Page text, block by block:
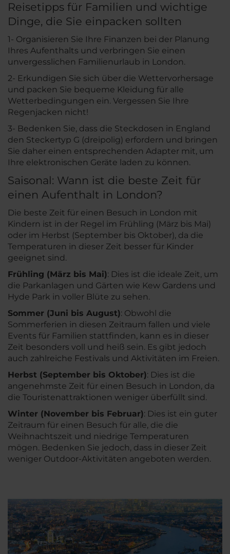
Reisetipps für Familien und wichtige
Dinge, die Sie einpacken sollten
1- Organisieren Sie Ihre Finanzen bei der Planung
Ihres Aufenthalts und verbringen Sie einen
unvergesslichen Familienurlaub in London.
2- Erkundigen Sie sich über die Wettervorhersage
und packen Sie bequeme Kleidung für alle
Wetterbedingungen ein. Vergessen Sie Ihre
Regenjacken nicht!
3- Bedenken Sie, dass die Steckdosen in England
den Steckertyp G (dreipolig) erfordern und bringen
Sie daher einen entsprechenden Adapter mit, um
Ihre elektronischen Geräte laden zu können.
Saisonal: Wann ist die beste Zeit für
einen Aufenthalt in London?
Die beste Zeit für einen Besuch in London mit
Kindern ist in der Regel im Frühling (März bis Mai)
oder im Herbst (September bis Oktober), da die
Temperaturen in dieser Zeit besser für Kinder
geeignet sind.
Frühling (März bis Mai): Dies ist die ideale Zeit, um
die Parkanlagen und Gärten wie Kew Gardens und
Hyde Park in voller Blüte zu sehen.
Sommer (Juni bis August): Obwohl die
Sommerferien in diesen Zeitraum fallen und viele
Events für Familien stattfinden, kann es in dieser
Zeit besonders voll und heiß sein. Es gibt jedoch
auch zahlreiche Festivals und Aktivitäten im Freien.
Herbst (September bis Oktober): Dies ist die
angenehmste Zeit für einen Besuch in London, da
die Touristenattraktionen weniger überfüllt sind.
Winter (November bis Februar): Dies ist ein guter
Zeitraum für einen Besuch für alle, die die
Weihnachtszeit und niedrige Temperaturen
mögen. Bedenken Sie jedoch, dass in dieser Zeit
weniger Outdoor-Aktivitäten angeboten werden.